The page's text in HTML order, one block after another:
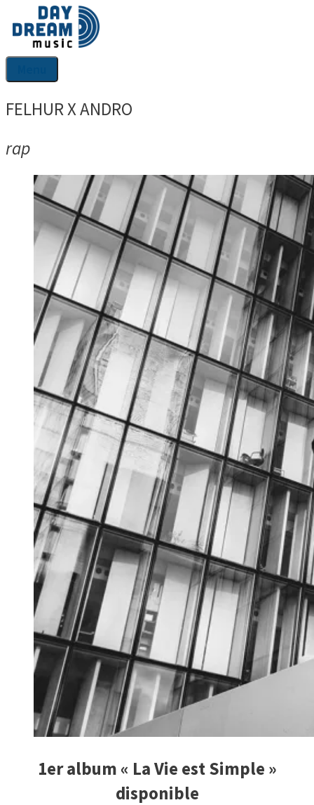
au
contenu
FELHUR X ANDRO
rap
1er album « La Vie est Simple »
disponible